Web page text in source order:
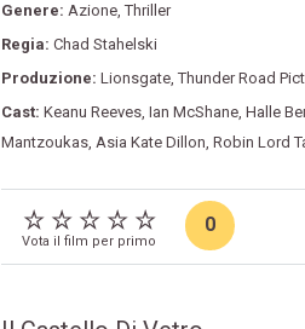
Genere: Azione,Thriller
Regia: Chad Stahelski
Produzione: Lionsgate,Thunder Road
Cast: Keanu Reeves, Ian McShane, Halle
Mantzoukas, Asia Kate Dillon, Robin Lord
Vota il film per primo
0